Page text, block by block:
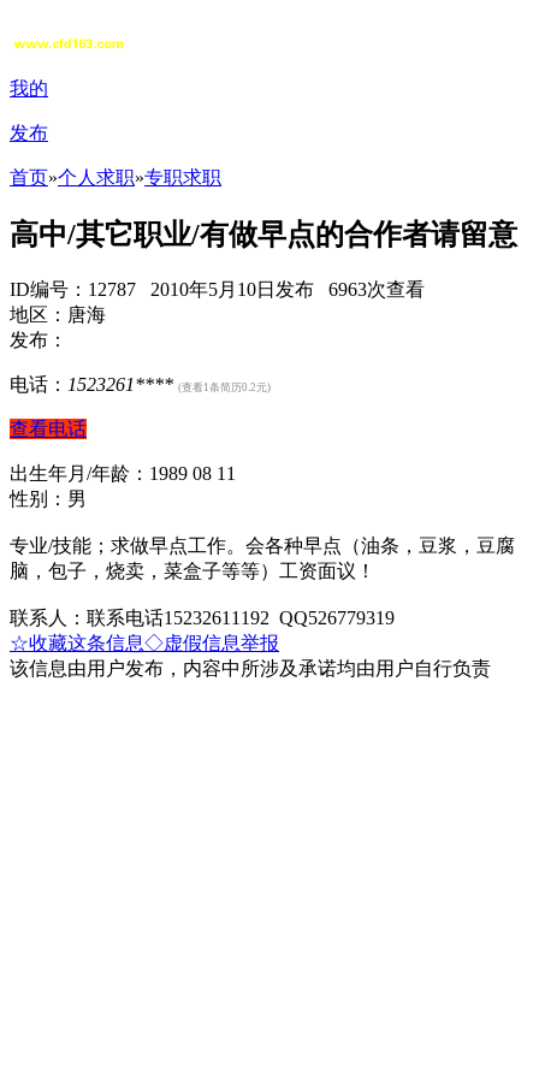
我的
发布
首页»个人求职»专职求职
高中/其它职业/有做早点的合作者请留意
ID编号：12787 2010年5月10日发布 6963次查看
地区：唐海
发布：
电话： 1523261**** (查看1条简历0.2元)
查看电话
出生年月/年龄：1989 08 11
性别：男
专业/技能；求做早点工作。会各种早点（油条，豆浆，豆腐
脑，包子，烧卖，菜盒子等等）工资面议！
联系人：联系电话15232611192 QQ526779319
☆收藏这条信息◇虚假信息举报
该信息由用户发布，内容中所涉及承诺均由用户自行负责